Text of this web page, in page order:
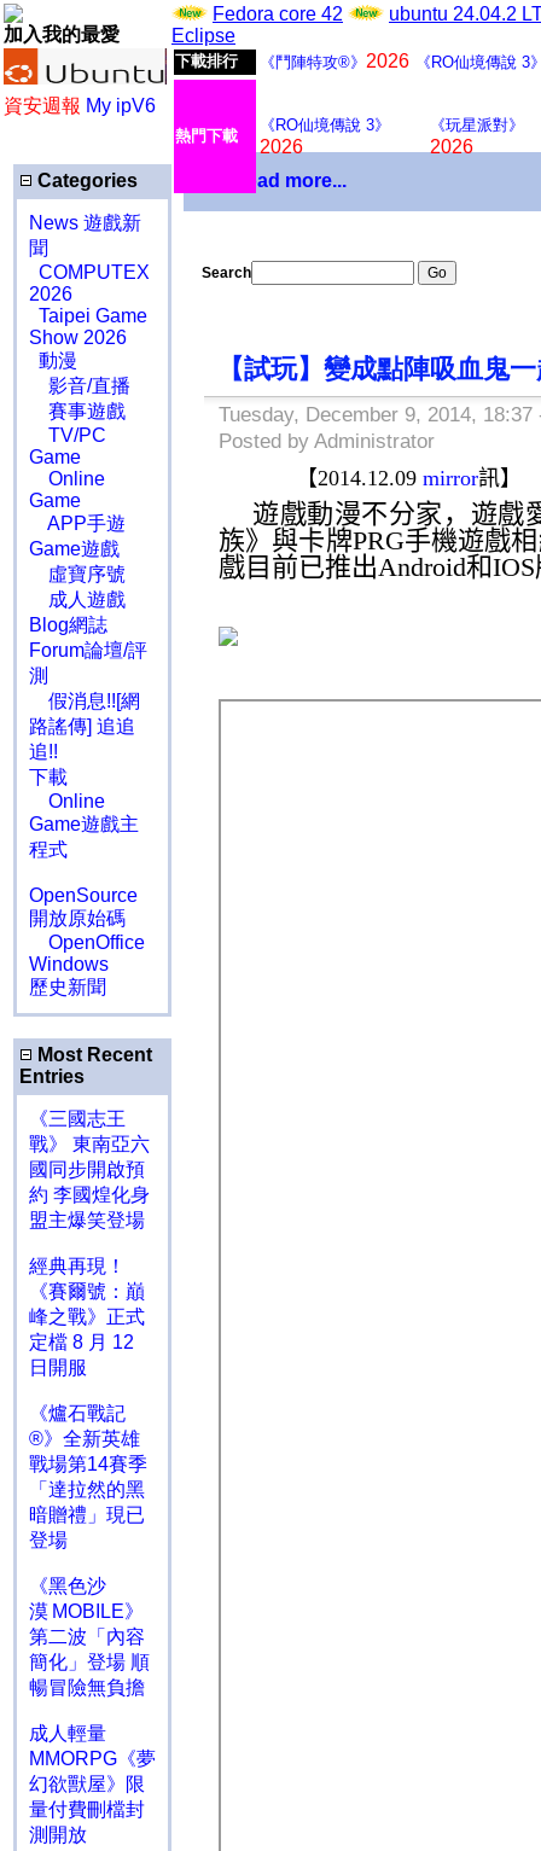
加入我的最愛
資安週報 My ipV6
Fedora core 42
ubuntu 24.04.2
Eclipse
下載排行 《鬥陣特攻®》 2026 《RO仙境傳說 3
熱門下載
《RO仙境傳說 3》
2026
《玩星派對》
2026
Categories
News 遊戲新
聞
COMPUTEX
2026
Taipei Game
Show 2026
動漫
影音/直播
賽事遊戲
TV/PC
Game
Online
Game
APP手遊
Game遊戲
虛寶序號
成人遊戲
Blog網誌
Forum論壇/評
測
假消息!![網
路謠傳] 追追
追!!
下載
Online
Game遊戲主
程式
OpenSource
開放原始碼
OpenOffice
Windows
歷史新聞
Most Recent
Entries
《三國志王
戰》 東南亞六
國同步開啟預
約 李國煌化身
盟主爆笑登場
經典再現！
《賽爾號：巔
峰之戰》正式
定檔 8 月 12
日開服
《爐石戰記
®》全新英雄
戰場第14賽季
「達拉然的黑
暗贈禮」現已
登場
《黑色沙
漠 MOBILE》
第二波「內容
簡化」登場 順
暢冒險無負擔
成人輕量
MMORPG《夢
幻欲獸屋》限
量付費刪檔封
測開放
Download more...
Search
【試玩】變成點陣吸血鬼
Tuesday, December 9, 2014,
Posted by Administrator
【2014.12.09 mirror訊】
遊戲動漫不分家，遊戲
族》與卡牌PRG手機遊戲
戲目前已推出Android和IOS